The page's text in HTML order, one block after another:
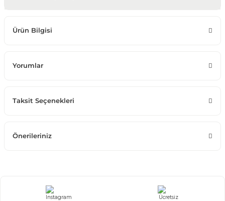
Ürün Bilgisi
Yorumlar
Taksit Seçenekleri
Önerileriniz